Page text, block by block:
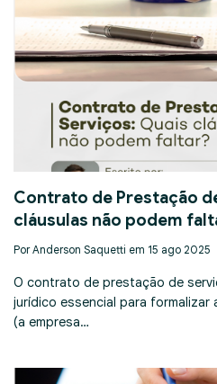
Contrato de Prestação
cláusulas não podem
Por Anderson Saquetti em 15 ago 2025
O contrato de prestação de
jurídico essencial para
(a empresa…